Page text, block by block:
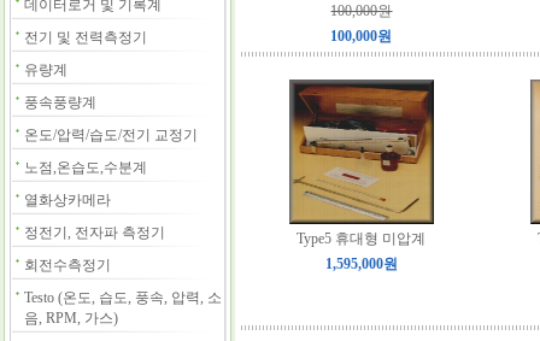
데이터로거 및 기록계
전기 및 전력측정기
유량계
풍속풍량계
온도/압력/습도/전기 교정기
노점,온습도,수분계
열화상카메라
정전기, 전자파 측정기
회전수측정기
Testo (온도, 습도, 풍속, 압력, 소
음, RPM, 가스)
100,000원
100,000원
Type5 휴대형 미압계
1,595,000원